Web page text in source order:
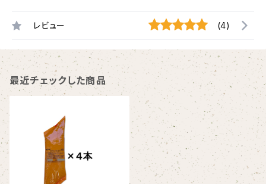
レビュー (4)
最近チェックした商品